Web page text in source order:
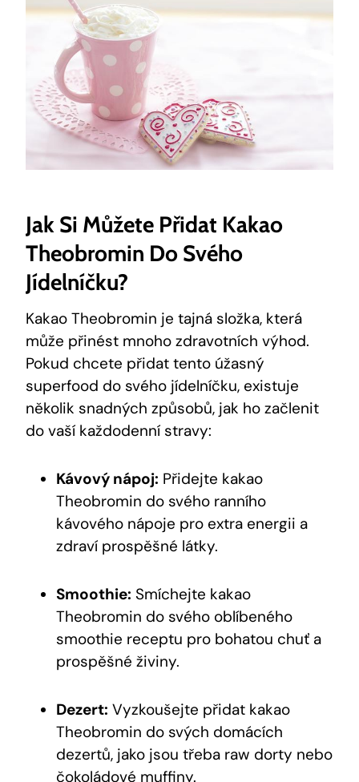
Jak ‌si Můžete ‌přidat Kakao
Theobromin Do Svého
Jídelníčku?
Kakao Theobromin je‌ tajná složka, která
může přinést mnoho zdravotních výhod.‌
Pokud chcete přidat tento úžasný
superfood‌ do svého jídelníčku, existuje
několik snadných způsobů, jak ho začlenit
do ​vaší každodenní⁤ stravy:
Kávový nápoj: Přidejte⁢ kakao
Theobromin do svého ⁤ranního
kávového nápoje pro extra energii a
zdraví prospěšné​ látky.
Smoothie: Smíchejte​ kakao
Theobromin do svého⁣ oblíbeného
smoothie receptu pro bohatou chuť a
prospěšné živiny.
Dezert: Vyzkoušejte přidat kakao
Theobromin do svých domácích
dezertů, jako jsou třeba raw dorty nebo
čokoládové muffiny.